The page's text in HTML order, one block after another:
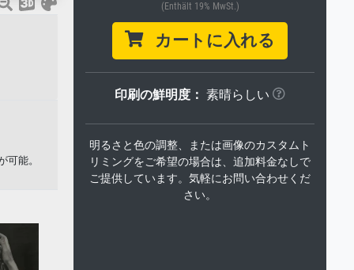
可能。
(Enthält 19% MwSt.)
カートに入れる
印刷の鮮明度： 素晴らしい
明るさと色の調整、または画像のカスタムト
リミングをご希望の場合は、追加料金なしで
ご提供しています。気軽にお問い合わせくだ
さい。